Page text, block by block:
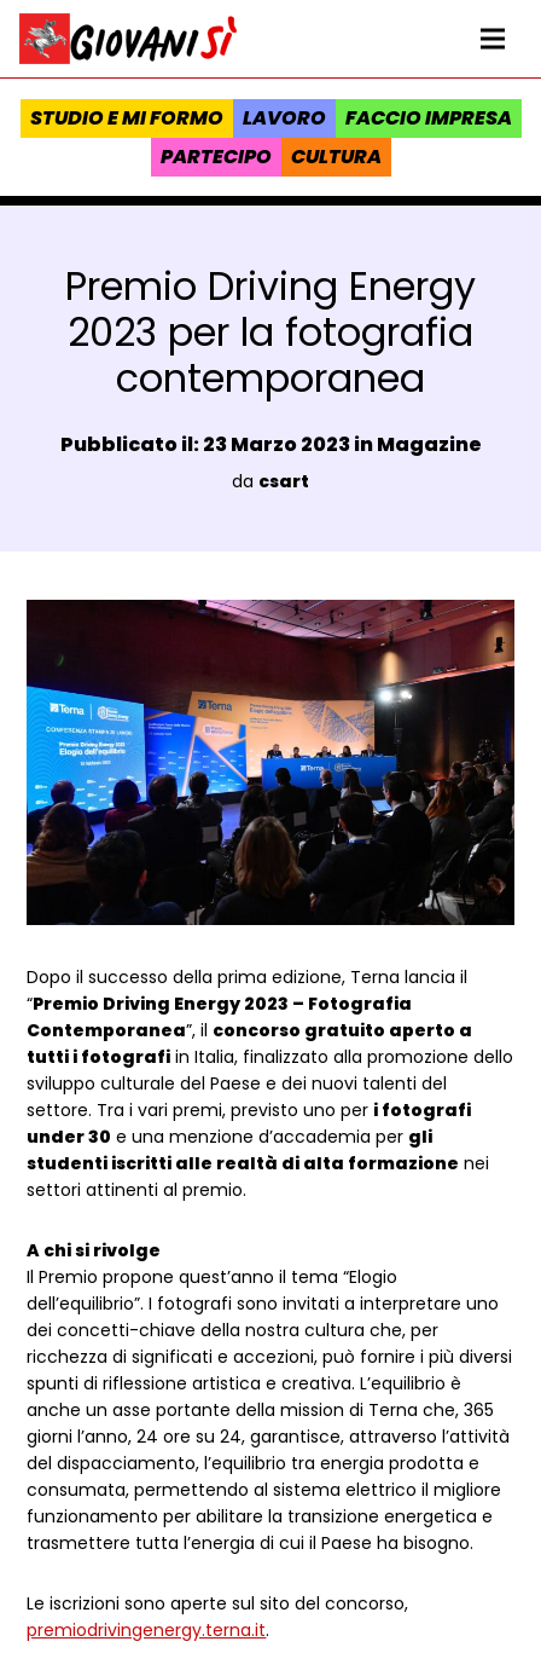
Vai al contenuto
Homepage Giovanisì - Progetto della Regione Toscana
STUDIO E MI FORMO LAVORO
FACCIO IMPRESA
PARTECIPO
CULTURA
Premio Driving Energy
2023 per la fotografia
contemporanea
Data e ora:
Pubblicato il: 23 Marzo 2023 inMagazine
Luogo:
da csart
Dettagli Post Magazine
Dopo il successo della prima edizione, Terna lancia il
“Premio Driving Energy 2023 – Fotografia
Contemporanea”, il concorso gratuito aperto a
tutti i fotografi in Italia, finalizzato alla promozione dello
sviluppo culturale del Paese e dei nuovi talenti del
settore. Tra i vari premi, previsto uno per i fotografi
under 30 e una menzione d’accademia per gli
studenti iscritti alle realtà di alta formazione nei
settori attinenti al premio.
A chi si rivolge
Il Premio propone quest’anno il tema “Elogio
dell’equilibrio”. I fotografi sono invitati a interpretare uno
dei concetti-chiave della nostra cultura che, per
ricchezza di significati e accezioni, può fornire i più diversi
spunti di riflessione artistica e creativa. L’equilibrio è
anche un asse portante della mission di Terna che, 365
giorni l’anno, 24 ore su 24, garantisce, attraverso l’attività
del dispacciamento, l’equilibrio tra energia prodotta e
consumata, permettendo al sistema elettrico il migliore
funzionamento per abilitare la transizione energetica e
trasmettere tutta l’energia di cui il Paese ha bisogno.
Le iscrizioni sono aperte sul sito del concorso,
premiodrivingenergy.terna.it.